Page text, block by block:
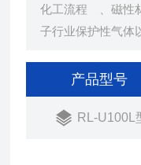
化工流程 、磁性
子行业保护性气体
产品型号
RL-U100L